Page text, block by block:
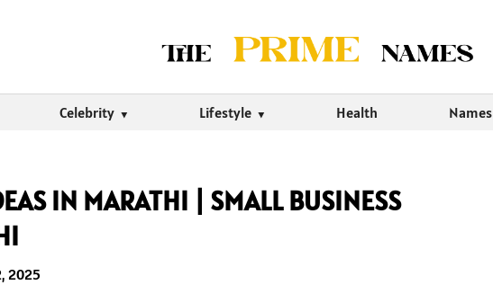
Celebrity Lifestyle Health Names
IN MARATHI | SMALL BUSINESS
2025